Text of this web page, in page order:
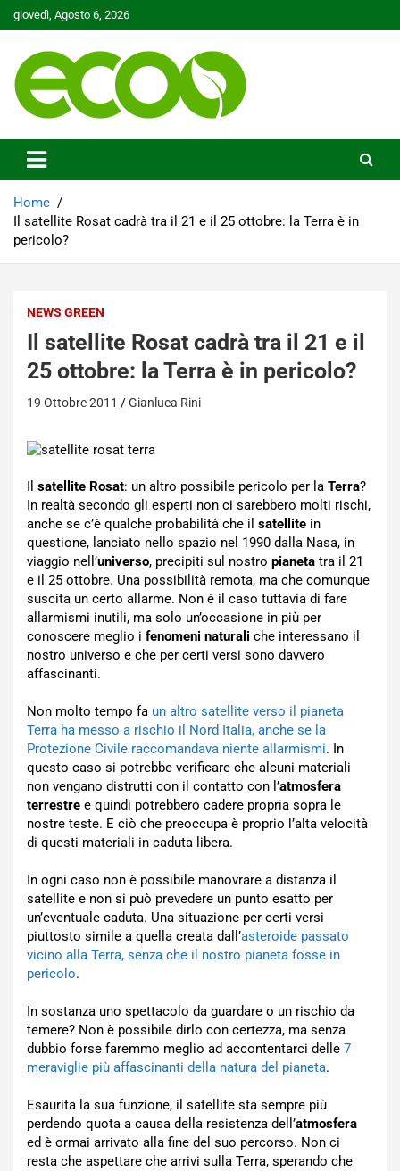
Skip
to
giovedì, Agosto 6, 2026
Ecoo.it
Home
Il satellite Rosat cadrà tra il 21 e il 25 ottobre: la Terra è in
pericolo?
NEWS GREEN
Il satellite Rosat cadrà tra il 21 e il
25 ottobre: la Terra è in pericolo?
19 Ottobre 2011 Gianluca Rini
Il satellite Rosat: un altro possibile pericolo per la Terra?
In realtà secondo gli esperti non ci sarebbero molti rischi,
anche se c’è qualche probabilità che il satellite in
questione, lanciato nello spazio nel 1990 dalla Nasa, in
viaggio nell’universo, precipiti sul nostro pianeta tra il 21
e il 25 ottobre. Una possibilità remota, ma che comunque
suscita un certo allarme. Non è il caso tuttavia di fare
allarmismi inutili, ma solo un’occasione in più per
conoscere meglio i fenomeni naturali che interessano il
nostro universo e che per certi versi sono davvero
affascinanti.
Non molto tempo fa un altro satellite verso il pianeta
Terra ha messo a rischio il Nord Italia, anche se la
Protezione Civile raccomandava niente allarmismi. In
questo caso si potrebbe verificare che alcuni materiali
non vengano distrutti con il contatto con l’atmosfera
terrestre e quindi potrebbero cadere propria sopra le
nostre teste. E ciò che preoccupa è proprio l’alta velocità
di questi materiali in caduta libera.
In ogni caso non è possibile manovrare a distanza il
satellite e non si può prevedere un punto esatto per
un’eventuale caduta. Una situazione per certi versi
piuttosto simile a quella creata dall’asteroide passato
vicino alla Terra, senza che il nostro pianeta fosse in
pericolo.
In sostanza uno spettacolo da guardare o un rischio da
temere? Non è possibile dirlo con certezza, ma senza
dubbio forse faremmo meglio ad accontentarci delle 7
meraviglie più affascinanti della natura del pianeta.
Esaurita la sua funzione, il satellite sta sempre più
perdendo quota a causa della resistenza dell’atmosfera
ed è ormai arrivato alla fine del suo percorso. Non ci
resta che aspettare che arrivi sulla Terra, sperando che